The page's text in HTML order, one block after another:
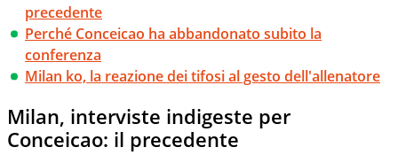
precedente
Perché Conceicao ha abbandonato subito la
conferenza
Milan ko, la reazione dei tifosi al gesto dell'allenatore
Milan, interviste indigeste per
Conceicao: il precedente